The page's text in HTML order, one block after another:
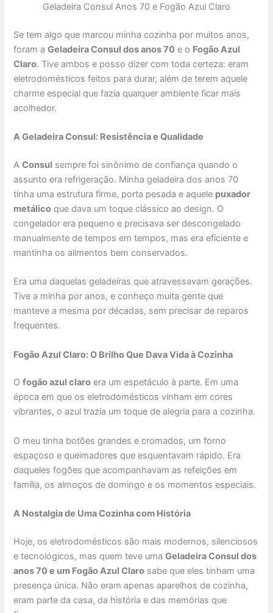
Geladeira Consul Anos 70 e Fogão Azul Claro
Se tem algo que marcou minha cozinha por muitos anos,
foram aGeladeira Consul dos anos 70 e o Fogão Azul
Claro. Tive ambos e posso dizer com toda certeza: eram
eletrodomésticos feitos para durar, além de terem aquele
charme especial que fazia qualquer ambiente ficar mais
acolhedor.
A Geladeira Consul: Resistência e Qualidade
AConsul sempre foi sinônimo de confiança quando o
assunto era refrigeração. Minha geladeira dos anos 70
tinha uma estrutura firme, porta pesada e aquele puxador
metálico que dava um toque clássico ao design. O
congelador era pequeno e precisava ser descongelado
manualmente de tempos em tempos, mas era eficiente e
mantinha os alimentos bem conservados.
Era uma daquelas geladeiras que atravessavam gerações.
Tive a minha por anos, e conheço muita gente que
manteve a mesma por décadas, sem precisar de reparos
frequentes.
Fogão Azul Claro: O Brilho Que Dava Vida à Cozinha
Ofogão azul claro era um espetáculo à parte. Em uma
época em que os eletrodomésticos vinham em cores
vibrantes, o azul trazia um toque de alegria para a cozinha.
O meu tinha botões grandes e cromados, um forno
espaçoso e queimadores que esquentavam rápido. Era
daqueles fogões que acompanhavam as refeições em
família, os almoços de domingo e os momentos especiais.
A Nostalgia de Uma Cozinha com História
Hoje, os eletrodomésticos são mais modernos, silenciosos
e tecnológicos, mas quem teve umaGeladeira Consul dos
anos 70 e um Fogão Azul Claro sabe que eles tinham uma
presença única. Não eram apenas aparelhos de cozinha,
eram parte da casa, da história e das memórias que